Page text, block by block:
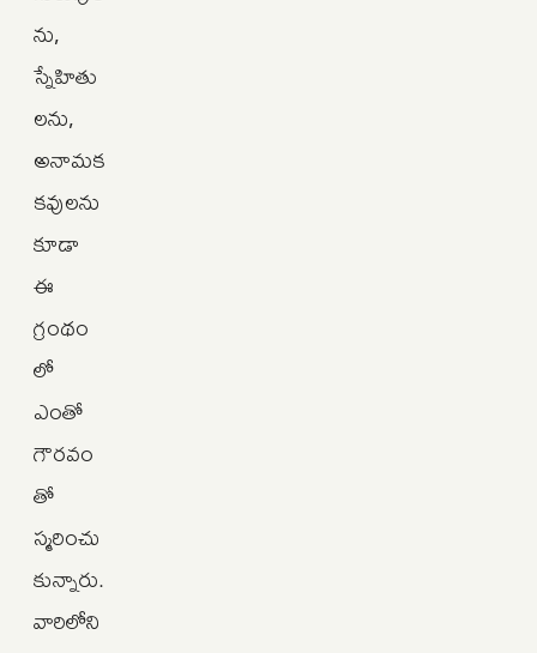
ను,
స్నేహితు
లను,
అనామక
కవులను
కూడా
ఈ
గ్రంథం
లో
ఎంతో
గౌరవం
తో
స్మరించు
కున్నారు.
వారిలోని